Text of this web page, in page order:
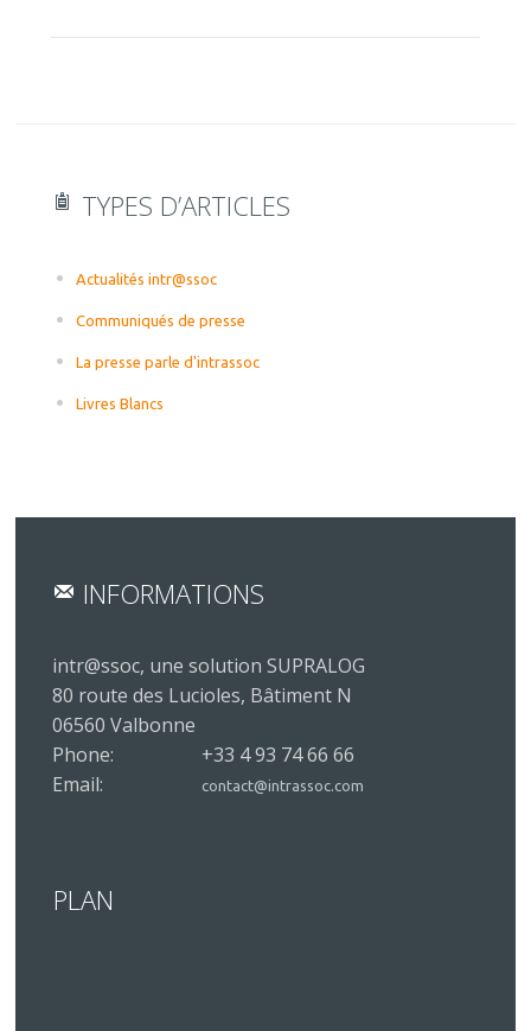
TYPES D’ARTICLES
Actualités intr@ssoc
Communiqués de presse
La presse parle d'intrassoc
Livres Blancs
INFORMATIONS
intr@ssoc, une solution SUPRALOG
80 route des Lucioles, Bâtiment N
06560 Valbonne
Phone:
+33 4 93 74 66 66
Email:
contact@intrassoc.com
PLAN